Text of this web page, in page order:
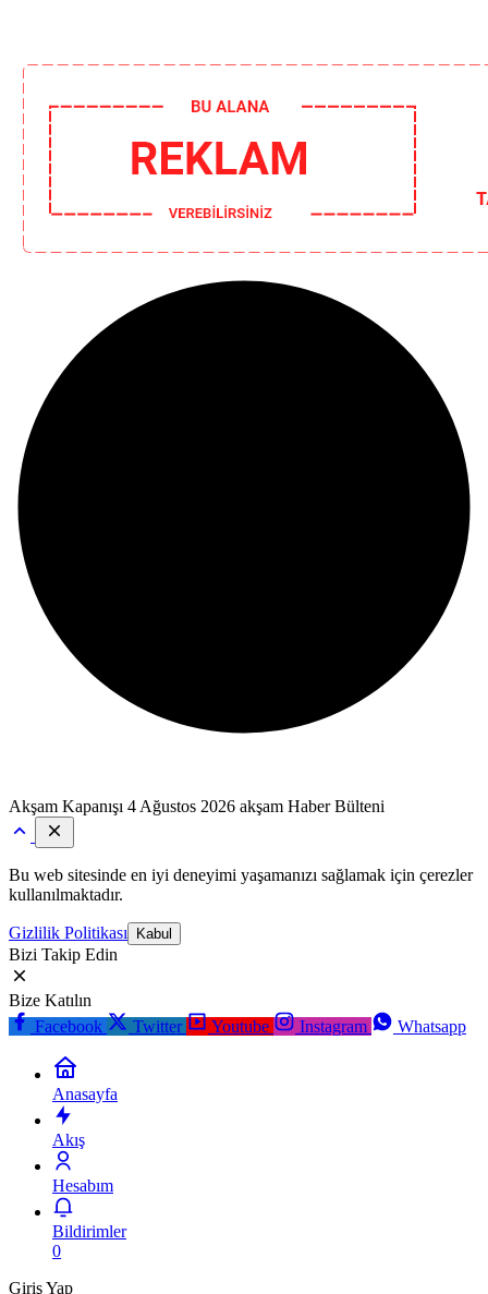
Akşam Kapanışı 4 Ağustos 2026 akşam Haber Bülteni
Bu web sitesinde en iyi deneyimi yaşamanızı sağlamak için çerezler
kullanılmaktadır.
Gizlilik Politikası Kabul
Bizi Takip Edin
Bize Katılın
Facebook
Twitter Youtube Instagram Whatsapp
Anasayfa
Akış
Hesabım
Bildirimler
0
Giriş Yap